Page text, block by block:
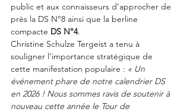
public et aux connaisseurs d’approcher de
près la DS N°8 ainsi que la berline
compacte DS N°4.
Christine Schulze Tergeist a tenu à
souligner l’importance stratégique de
cette manifestation populaire : « Un
événement phare de notre calendrier DS
en 2026 ! Nous sommes ravis de soutenir à
nouveau cette année le Tour de